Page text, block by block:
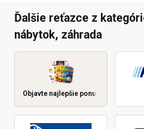
Ďalšie reťazce z
nábytok, záhrada
Objavte najlepšie ponuky